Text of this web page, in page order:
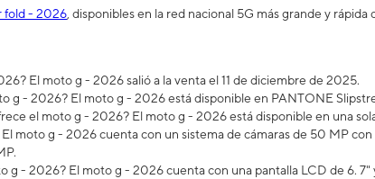
fold - 2026 , disponibles en la red nacional 5G más grande y rápida
El moto g - 2026 salió a la venta el 11 de diciembre de 2025.
g - 2026? El moto g - 2026 está disponible en PANTONE
el moto g - 2026? El moto g - 2026 está disponible en una
moto g - 2026 cuenta con un sistema de cámaras de 50 MP
g - 2026? El moto g - 2026 cuenta con una pantalla LCD de 6.